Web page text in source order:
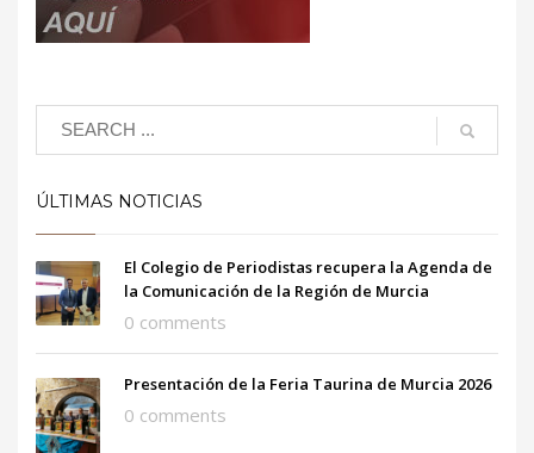
ÚLTIMAS NOTICIAS
El Colegio de Periodistas recupera la Agenda de
la Comunicación de la Región de Murcia
0 comments
Presentación de la Feria Taurina de Murcia 2026
0 comments